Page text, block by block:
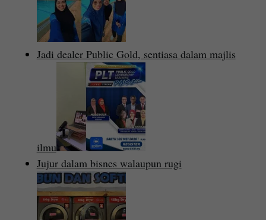
Jadi dealer Public Gold, sentiasa dalam majlis
ilmu
Jujur dalam bisnes walaupun rugi